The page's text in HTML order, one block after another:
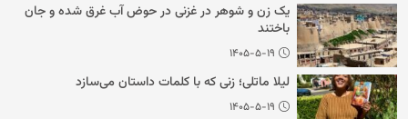
یک زن و شوهر در غزنی در حوض آب غرق شده و جان
باختند
۱۴۰۵-۵-۱۹
لیلا ماتلی؛ زنی که با کلمات داستان می‌سازد
۱۴۰۵-۵-۱۹